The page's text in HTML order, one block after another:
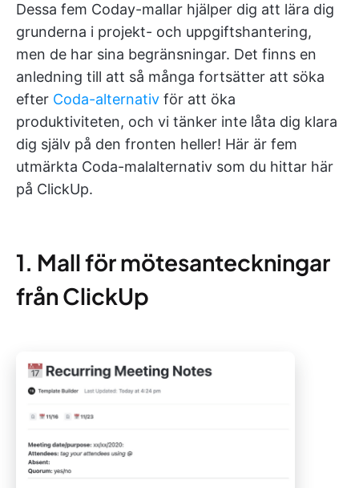
Dessa fem Coday-mallar hjälper dig att lära dig
grunderna i projekt- och uppgiftshantering,
men de har sina begränsningar. Det finns en
anledning till att så många fortsätter att söka
efter Coda-alternativ för att öka
produktiviteten, och vi tänker inte låta dig klara
dig själv på den fronten heller! Här är fem
utmärkta Coda-malalternativ som du hittar här
på ClickUp.
1. Mall för mötesanteckningar
från ClickUp